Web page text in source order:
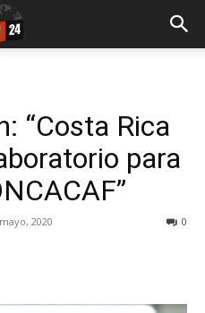
“Costa Rica
para
2020 0